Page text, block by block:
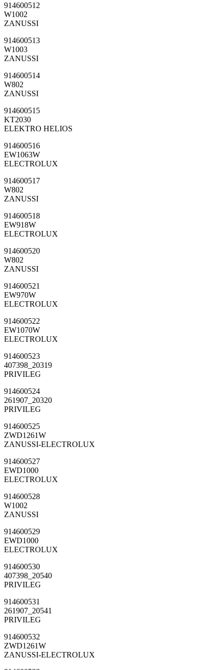
914600512
W1002
ZANUSSI
914600513
W1003
ZANUSSI
914600514
W802
ZANUSSI
914600515
KT2030
ELEKTRO HELIOS
914600516
EW1063W
ELECTROLUX
914600517
W802
ZANUSSI
914600518
EW918W
ELECTROLUX
914600520
W802
ZANUSSI
914600521
EW970W
ELECTROLUX
914600522
EW1070W
ELECTROLUX
914600523
407398_20319
PRIVILEG
914600524
261907_20320
PRIVILEG
914600525
ZWD1261W
ZANUSSI-ELECTROLUX
914600527
EWD1000
ELECTROLUX
914600528
W1002
ZANUSSI
914600529
EWD1000
ELECTROLUX
914600530
407398_20540
PRIVILEG
914600531
261907_20541
PRIVILEG
914600532
ZWD1261W
ZANUSSI-ELECTROLUX